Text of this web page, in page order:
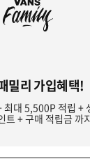
밀리 가입혜택!
최대 5,500P 적립 +
트 + 구매 적립금 까